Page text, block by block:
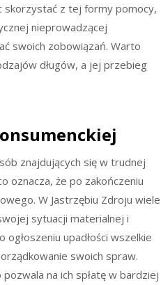
skorzystać z tej formy pomocy,
nieprowadzącej
swoich zobowiązań. Warto
długów, a jej przebieg
znajdujących się w trudnej
oznacza, że po zakończeniu
W Jastrzębiu Zdroju wiele
sytuacji materialnej i
upadłości wszelkie
swoich spraw.
na ich spłatę w bardziej